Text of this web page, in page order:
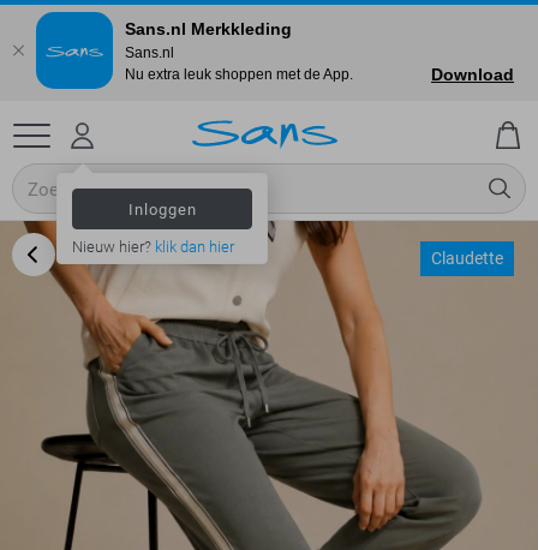
Inloggen
Nieuw hier? klik dan hier
Claudette
Sans.nl Merkkleding
Sans.nl
Nu extra leuk shoppen met de App.
Download